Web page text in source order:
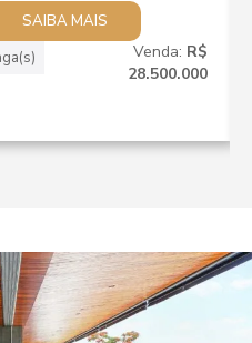
SAIBA MAIS
Venda: R$
28.500.000